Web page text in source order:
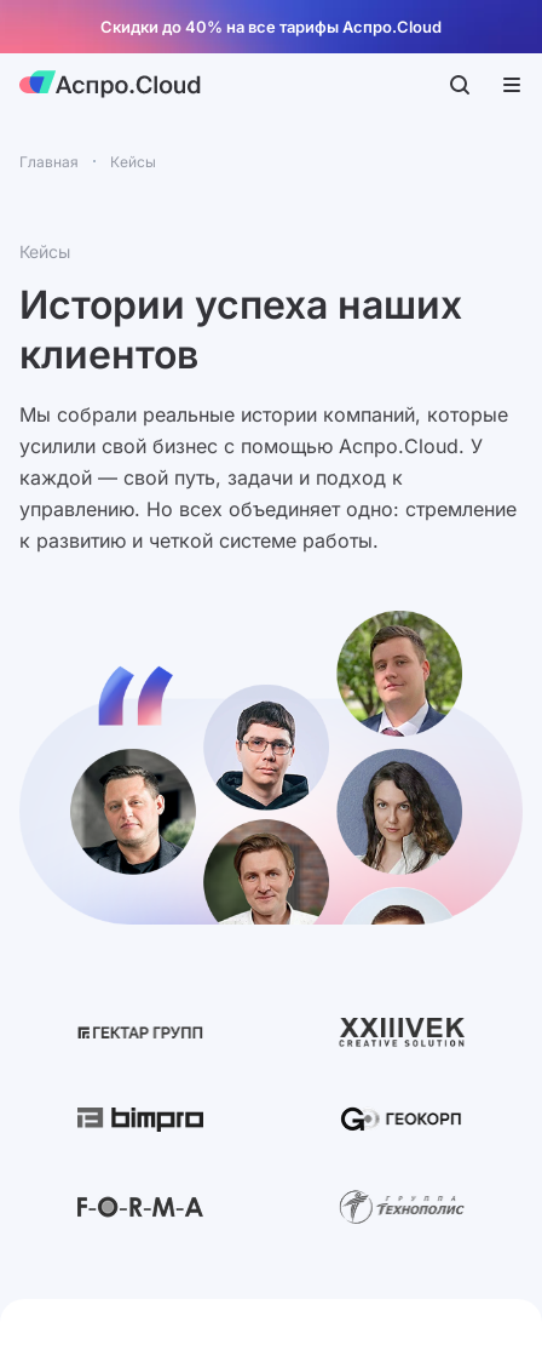
Скидки до 40% на все тарифы Аспро.Cloud
Главная Кейсы
Кейсы
Истории успеха наших
клиентов
Мы собрали реальные истории компаний, которые
усилили свой бизнес с помощью Аспро.Cloud. У
каждой — свой путь, задачи и подход к
управлению. Но всех объединяет одно: стремление
к развитию и четкой системе работы.